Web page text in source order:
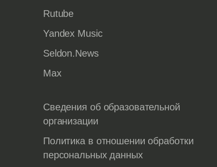
Rutube
Yandex Music
Seldon.News
Max
Сведения об образовательной
организации
Политика в отношении обработки
персональных данных